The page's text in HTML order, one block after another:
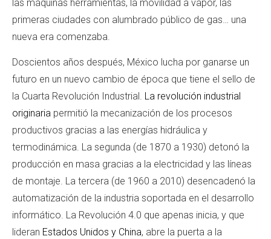
las máquinas herramientas, la movilidad a vapor, las
primeras ciudades con alumbrado público de gas… una
nueva era comenzaba.
Doscientos años después, México lucha por ganarse un
futuro en un nuevo cambio de época que tiene el sello de
la Cuarta Revolución Industrial. La revolución industrial
originaria permitió la mecanización de los procesos
productivos gracias a las energías hidráulica y
termodinámica. La segunda (de 1870 a 1930) detonó la
producción en masa gracias a la electricidad y las líneas
de montaje. La tercera (de 1960 a 2010) desencadenó la
automatización de la industria soportada en el desarrollo
informático. La Revolución 4.0 que apenas inicia, y que
lideran Estados Unidos y China, abre la puerta a la